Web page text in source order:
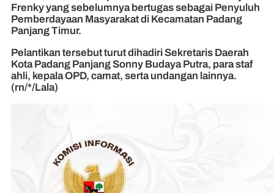
Frenky yang sebelumnya bertugas sebagai Penyuluh
Pemberdayaan Masyarakat di Kecamatan Padang
Panjang Timur.
Pelantikan tersebut turut dihadiri Sekretaris Daerah
Kota Padang Panjang Sonny Budaya Putra, para staf
ahli, kepala OPD, camat, serta undangan lainnya.
(rn/*/Lala)